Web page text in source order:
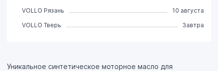
Уникальное синтетическое моторное масло для
VOLLO Рязань
10 августа
VOLLO Тверь
Завтра